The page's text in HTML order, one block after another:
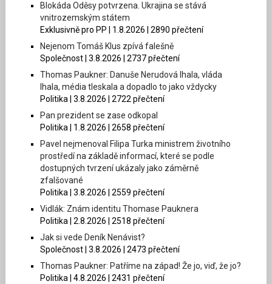
Blokáda Oděsy potvrzena. Ukrajina se stává
vnitrozemským státem
Exklusivně pro PP | 1.8.2026 | 2890 přečtení
Nejenom Tomáš Klus zpívá falešně
Společnost | 3.8.2026 | 2737 přečtení
Thomas Paukner: Danuše Nerudová lhala, vláda
lhala, média tleskala a dopadlo to jako vždycky
Politika | 3.8.2026 | 2722 přečtení
Pan prezident se zase odkopal
Politika | 1.8.2026 | 2658 přečtení
Pavel nejmenoval Filipa Turka ministrem životního
prostředí na základě informací, které se podle
dostupných tvrzení ukázaly jako záměrně
zfalšované
Politika | 3.8.2026 | 2559 přečtení
Vidlák: Znám identitu Thomase Pauknera
Politika | 2.8.2026 | 2518 přečtení
Jak si vede Deník Nenávist?
Společnost | 3.8.2026 | 2473 přečtení
Thomas Paukner: Patříme na západ! Že jo, viď, že jo?
Politika | 4.8.2026 | 2431 přečtení